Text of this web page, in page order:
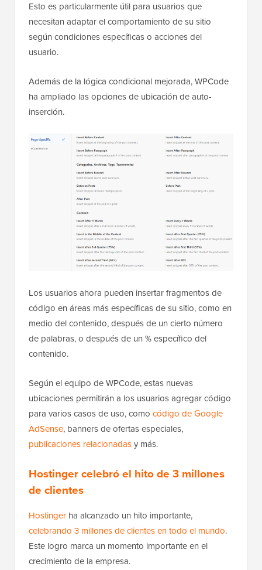
Esto es particularmente útil para usuarios que
necesitan adaptar el comportamiento de su sitio
según condiciones específicas o acciones del
usuario.
Además de la lógica condicional mejorada, WPCode
ha ampliado las opciones de ubicación de auto-
inserción.
Los usuarios ahora pueden insertar fragmentos de
código en áreas más específicas de su sitio, como en
medio del contenido, después de un cierto número
de palabras, o después de un % específico del
contenido.
Según el equipo de WPCode, estas nuevas
ubicaciones permitirán a los usuarios agregar código
para varios casos de uso, como código de Google
AdSense, banners de ofertas especiales,
publicaciones relacionadasy más.
Hostinger celebró el hito de 3 millones
de clientes
Hostinger ha alcanzado un hito importante,
celebrando 3 millones de clientes en todo el mundo.
Este logro marca un momento importante en el
crecimiento de la empresa.